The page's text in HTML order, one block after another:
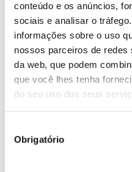
conteúdo e os anúncios,
sociais e analisar o
informações sobre o uso
nossos parceiros de
da web, que podem
que você lhes tenha
do seu uso dos seus
deObrigatório
Pedrera, Casa Batlló o el
los más interesantes y
bordo de una moto!
Ruta: Playa de la
Barceloneta, Puerto